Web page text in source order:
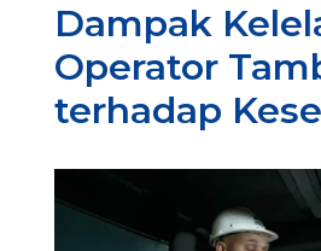
Dampak
Operator
terhadap